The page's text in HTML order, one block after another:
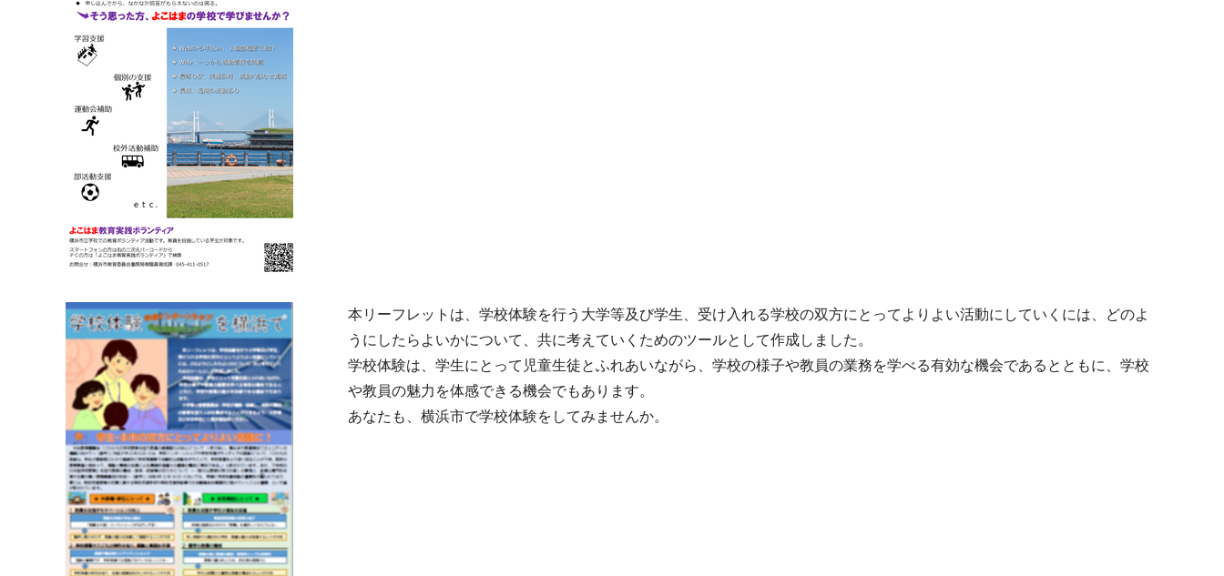
本リーフレットは、学校体験を行う大学等及び学生、受け入れる学校の双方にとってよりよい活動にしていくには、どのよ
うにしたらよいかについて、共に考えていくためのツールとして作成しました。
学校体験は、学生にとって児童生徒とふれあいながら、学校の様子や教員の業務を学べる有効な機会であるとともに、学校
や教員の魅力を体感できる機会でもあります。
あなたも、横浜市で学校体験をしてみませんか。